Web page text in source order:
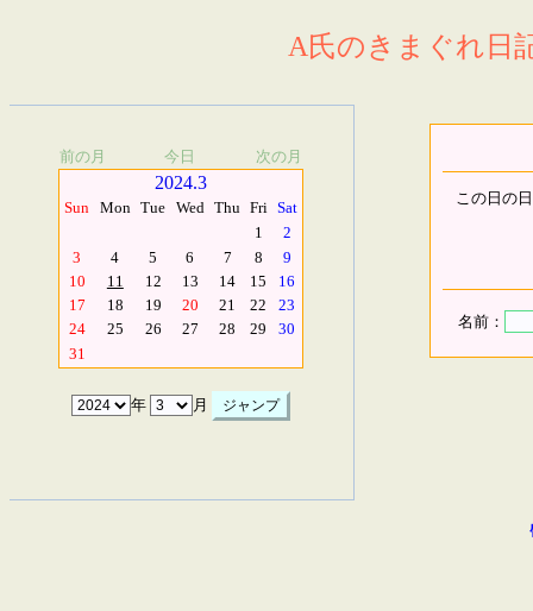
A氏のきまぐれ日
前の月 今日 次の月
2024.3
Sun Mon Tue Wed Thu Fri Sat
1
2
3
4 5 6 7 8
9
10
11 12 13 14 15
16
17
18 19 20 21 22
23
24
25 26 27 28 29
30
31
年 月
この日の
名前：